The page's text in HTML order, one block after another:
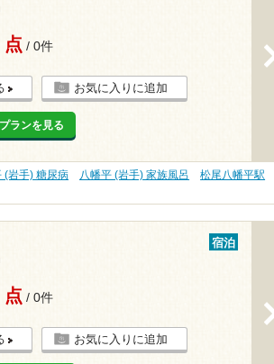
点 / 0件
お気に入りに追加
ランを見る
(岩手) 糖尿病 八幡平 (岩手) 家族風呂
松尾八幡平駅
宿泊
点 / 0件
お気に入りに追加